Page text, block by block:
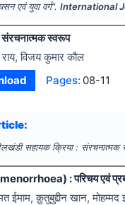
एवं युवा वर्ग".International
स्वरूप
विजय कुमार कौल
Pages: 08-11
सहायक क्रिया : संरचनात्मक
: परिचय एवं
ईमाम, क़ुतुबुद्दीन खान,